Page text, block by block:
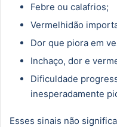
Febre ou calafrios;
Vermelhidão
Dor que piora em
Inchaço, dor e
Dificuldade
inesperadamente
Esses sinais não